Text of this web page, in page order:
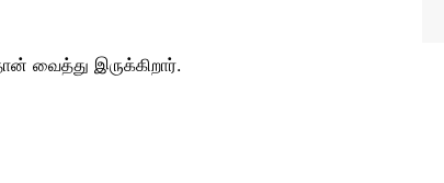
வைத்து இருக்கிறார்.